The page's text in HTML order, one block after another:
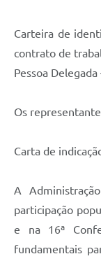
Carteira de
contrato de
Pessoa
Os
Carta de
A
participação
e na 16ª
fundamentais